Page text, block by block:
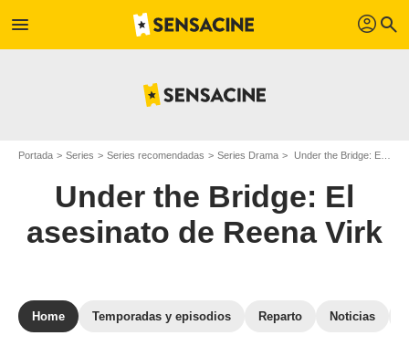
menu profil search
Portada Series Series recomendadas Series Drama Under the Bridge: El asesinato de Reena Virk
Under the Bridge: El
asesinato de Reena Virk
Home Temporadas y episodios Reparto Noticias